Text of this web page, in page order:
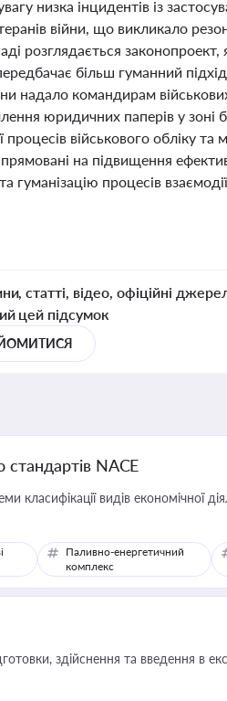
низка інцидентів із
війни, що викликало
розглядається
більш гуманний
надало командирам
юридичних паперів у зоні
військового обліку та
на підвищення
гуманізацію процесів
статті, відео, офіційні
цей підсумок
NACE
класифікації видів економічної
Паливно-енергетичний
комплекс
здійснення та введення в